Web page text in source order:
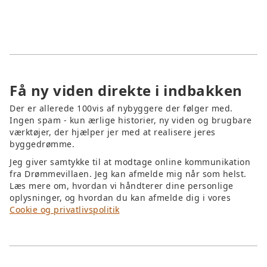
Få ny viden direkte i indbakken
Der er allerede 100vis af nybyggere der følger med.
Ingen spam - kun ærlige historier, ny viden og brugbare
værktøjer, der hjælper jer med at realisere jeres
byggedrømme.
Jeg giver samtykke til at modtage online kommunikation
fra Drømmevillaen. Jeg kan afmelde mig når som helst.
Læs mere om, hvordan vi håndterer dine personlige
oplysninger, og hvordan du kan afmelde dig i vores
Cookie og privatlivspolitik